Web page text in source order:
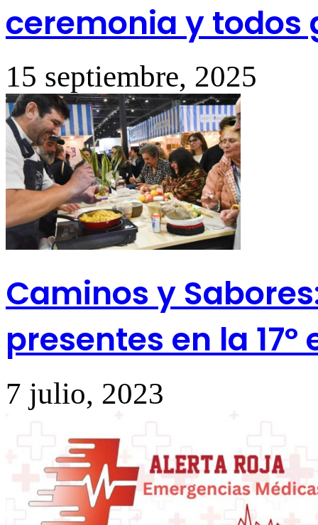
ceremonia y todos
15 septiembre, 2025
Caminos y
presentes en la
7 julio, 2023